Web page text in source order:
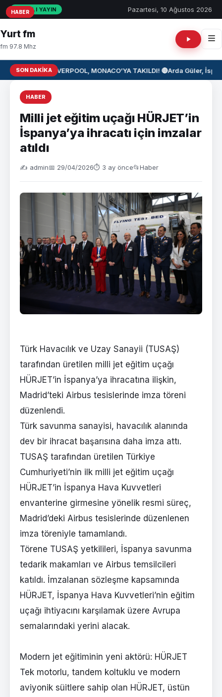
CANLI YAYIN Pazartesi, 10 Ağustos 2026
Yurt fm
fm 97.8 Mhz
SON DAKIKA⚽ LIVERPOOL, MONACO’YA TAKILDI! 🔴Arda Güler,
HABER
Milli jet eğitim uçağı HÜRJET’in
İspanya’ya ihracatı için imzalar
atıldı
✍️ admin📅 29/04/2026⏱ 3 ay önce📂Haber
Türk Havacılık ve Uzay Sanayii (TUSAŞ)
tarafından üretilen milli jet eğitim uçağı
HÜRJET’in İspanya’ya ihracatına ilişkin,
Madrid’teki Airbus tesislerinde imza töreni
düzenlendi.
Türk savunma sanayisi, havacılık alanında
dev bir ihracat başarısına daha imza attı.
TUSAŞ tarafından üretilen Türkiye
Cumhuriyeti’nin ilk milli jet eğitim uçağı
HÜRJET’in İspanya Hava Kuvvetleri
envanterine girmesine yönelik resmi süreç,
Madrid’deki Airbus tesislerinde düzenlenen
imza töreniyle tamamlandı.
Törene TUSAŞ yetkilileri, İspanya savunma
tedarik makamları ve Airbus temsilcileri
katıldı. İmzalanan sözleşme kapsamında
HÜRJET, İspanya Hava Kuvvetleri’nin eğitim
uçağı ihtiyacını karşılamak üzere Avrupa
semalarındaki yerini alacak.
Modern jet eğitiminin yeni aktörü: HÜRJET
Tek motorlu, tandem koltuklu ve modern
aviyonik süitlere sahip olan HÜRJET, üstün
HABER
HABER
HABER